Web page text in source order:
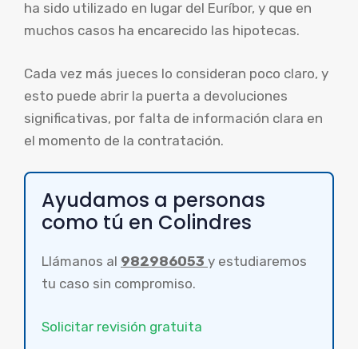
ha sido utilizado en lugar del Euríbor, y que en
muchos casos ha encarecido las hipotecas.
Cada vez más jueces lo consideran poco claro, y
esto puede abrir la puerta a devoluciones
significativas, por falta de información clara en
el momento de la contratación.
Ayudamos a personas
como tú en Colindres
Llámanos al 982986053 y estudiaremos
tu caso sin compromiso.
Solicitar revisión gratuita